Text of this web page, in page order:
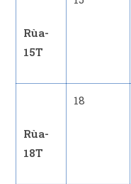
Rùa-
15T
Rùa-
18T
18